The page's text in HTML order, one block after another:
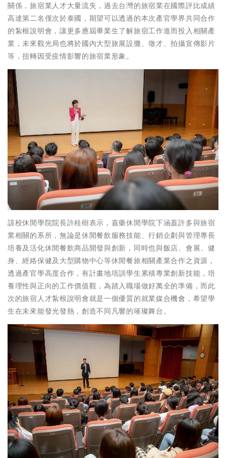
關係，旅宿業人才大量流失，過去台灣的旅宿業在國際評比成績
高達第二名僅次於泰國，期望可以透過的本次產官學界共同合作
的紮根說明會，讓更多應屆畢業生了解旅宿工作進而投入相關產
業，未來觀光局也將於國內大型旅展設攤、徵才、拍攝宣傳影片
等，扭轉因受疫情影響的旅宿業形象。
該校休閒學院院長許桂樹表示，嘉藥休閒學院下涵蓋許多與旅宿
業相關的系所，無論是休閒餐飲服務技能、行銷企劃與管理專長
培養及活化休閒餐飲商品開發與創新，同時也與飯店、會展、健
身、經絡保健及大型購物中心等休閒餐旅相關產業合作之資源，
透過產官學高度合作，有計畫地培訓學生累積專業創新技能，培
養理性與正向的工作價值觀，為踏入職場做好萬全的準備，而此
次的旅宿人才紮根說明會就是一個優質的就業媒合機會，希望學
生在未來能發光發熱，創造不同凡響的璀璨舞台。